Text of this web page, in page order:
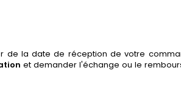
de la date de réception de votre
et demander l'échange ou le